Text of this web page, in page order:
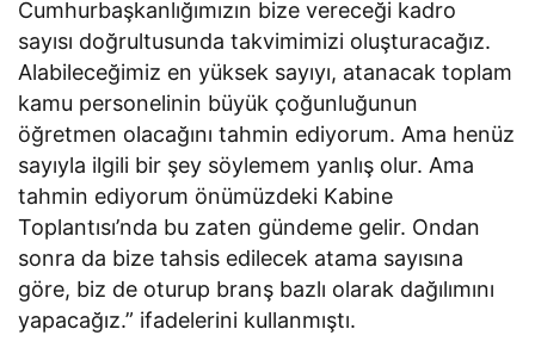
Cumhurbaşkanlığımızın bize vereceği kadro
sayısı doğrultusunda takvimimizi oluşturacağız.
Alabileceğimiz en yüksek sayıyı, atanacak toplam
kamu personelinin büyük çoğunluğunun
öğretmen olacağını tahmin ediyorum. Ama henüz
sayıyla ilgili bir şey söylemem yanlış olur. Ama
tahmin ediyorum önümüzdeki Kabine
Toplantısı’nda bu zaten gündeme gelir. Ondan
sonra da bize tahsis edilecek atama sayısına
göre, biz de oturup branş bazlı olarak dağılımını
yapacağız.” ifadelerini kullanmıştı.